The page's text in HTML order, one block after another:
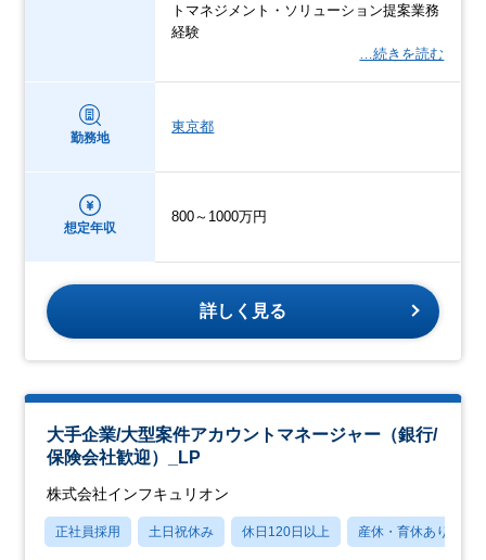
トマネジメント・ソリューション提案業務
経験
…続きを読む
勤務地
東京都
想定年収
800～1000万円
詳しく見る
大手企業/大型案件アカウントマネージャー（銀行/
保険会社歓迎）_LP
株式会社インフキュリオン
正社員採用 土日祝休み 休日120日以上 産休・育休あり